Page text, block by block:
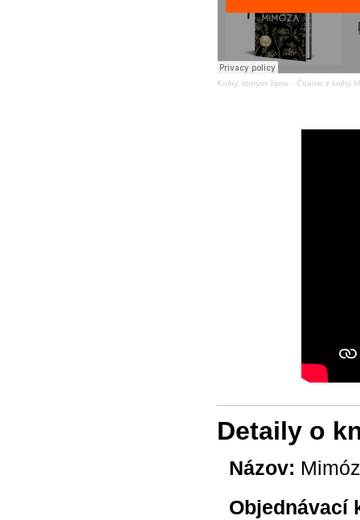
Knihy, ktorými žijete · Čítanie z knihy
Detaily o
Názov:
Objednávací